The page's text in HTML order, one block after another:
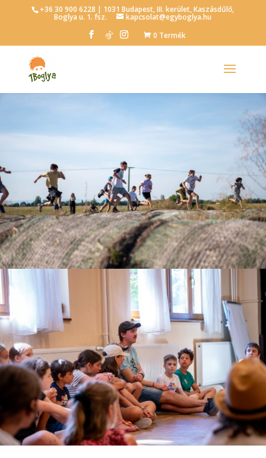
+36 30 900 6228 | 1031 Budapest, III. kerület, Kaszásdűlő,
Boglya u. 1. fsz.
kapcsolat@egyboglya.hu
0 Termék